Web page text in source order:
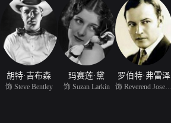
胡特·吉布森
饰 Steve Bentley
玛赛莲·黛
饰 Suzan Larkin
罗伯特·弗雷泽